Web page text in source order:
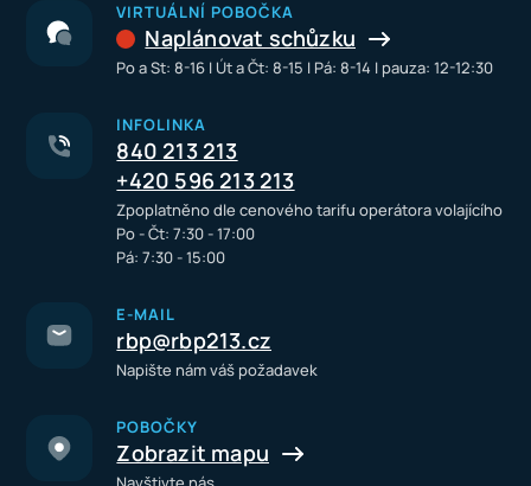
VIRTUÁLNÍ POBOČKA
Naplánovat schůzku
Po a St: 8-16 I Út a Čt: 8-15 I Pá: 8-14 I pauza: 12-12:30
INFOLINKA
840 213 213
+420 596 213 213
Zpoplatněno dle cenového tarifu operátora volajícího
Po - Čt: 7:30 - 17:00
Pá: 7:30 - 15:00
E-MAIL
rbp@rbp213.cz
Napište nám váš požadavek
POBOČKY
Zobrazit mapu